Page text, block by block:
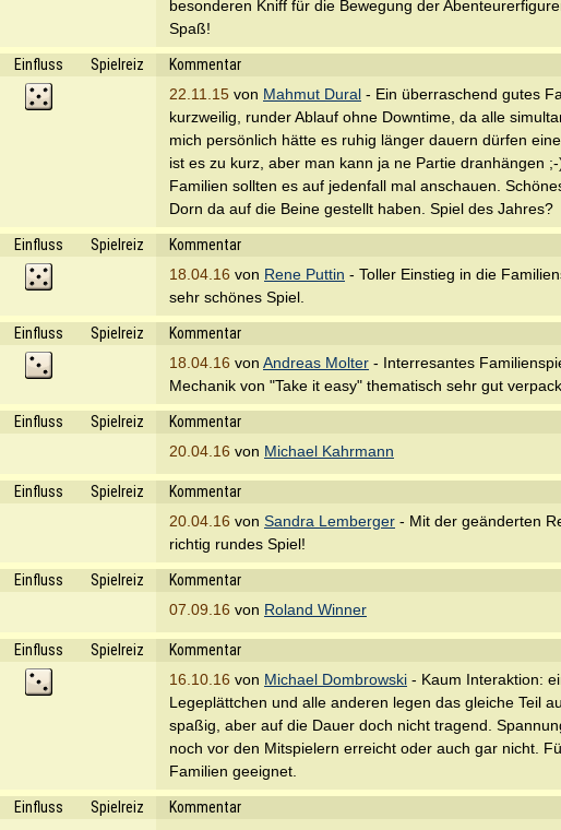
besonderen Kniff für die Bewegung der
Spaß!
Einfluss Spielreiz
Kommentar
22.11.15 von Mahmut Dural - Ein überraschend gutes
kurzweilig, runder Ablauf ohne Downtime, da alle
mich persönlich hätte es ruhig länger dauern dürfen
ist es zu kurz, aber man kann ja ne Partie dranhängen
Familien sollten es auf jedenfall mal anschauen.
Dorn da auf die Beine gestellt haben. Spiel des Jahres?
Einfluss Spielreiz
Kommentar
18.04.16 von Rene Puttin - Toller Einstieg in die
sehr schönes Spiel.
Einfluss Spielreiz
Kommentar
18.04.16 von Andreas Molter - Interresantes
Mechanik von "Take it easy" thematisch sehr gut
Einfluss Spielreiz
Kommentar
20.04.16 von Michael Kahrmann
Einfluss Spielreiz
Kommentar
20.04.16 von Sandra Lemberger - Mit der geänderten
richtig rundes Spiel!
Einfluss Spielreiz
Kommentar
07.09.16 von Roland Winner
Einfluss Spielreiz
Kommentar
16.10.16 von Michael Dombrowski - Kaum Interaktion:
Legeplättchen und alle anderen legen das gleiche Teil
spaßig, aber auf die Dauer doch nicht tragend.
noch vor den Mitspielern erreicht oder auch gar nicht.
Familien geeignet.
Einfluss Spielreiz
Kommentar